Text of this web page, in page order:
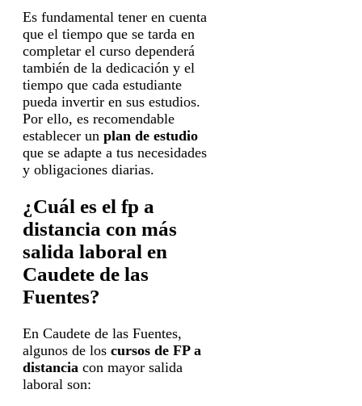
Es fundamental tener en cuenta
que el tiempo que se tarda en
completar el curso dependerá
también de la dedicación y el
tiempo que cada estudiante
pueda invertir en sus estudios.
Por ello, es recomendable
establecer un plan de estudio
que se adapte a tus necesidades
y obligaciones diarias.
¿Cuál es el fp a
distancia con más
salida laboral en
Caudete de las
Fuentes?
En Caudete de las Fuentes,
algunos de los cursos de FP a
distancia con mayor salida
laboral son: